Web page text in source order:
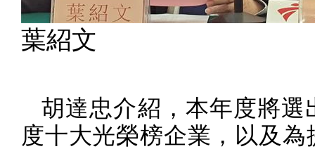
葉紹文
胡達忠介紹，本年度將選
度十大光榮榜企業，以及為